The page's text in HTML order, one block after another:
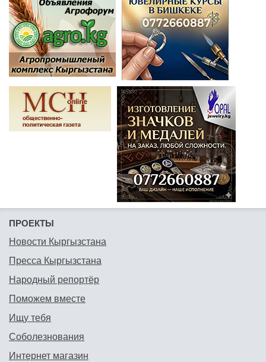
ПРОЕКТЫ
Новости Кыргызстана
Пресса Кыргызстана
Народный репортёр
Поможем вместе
Ищу тебя
Соболезнования
Интернет магазин